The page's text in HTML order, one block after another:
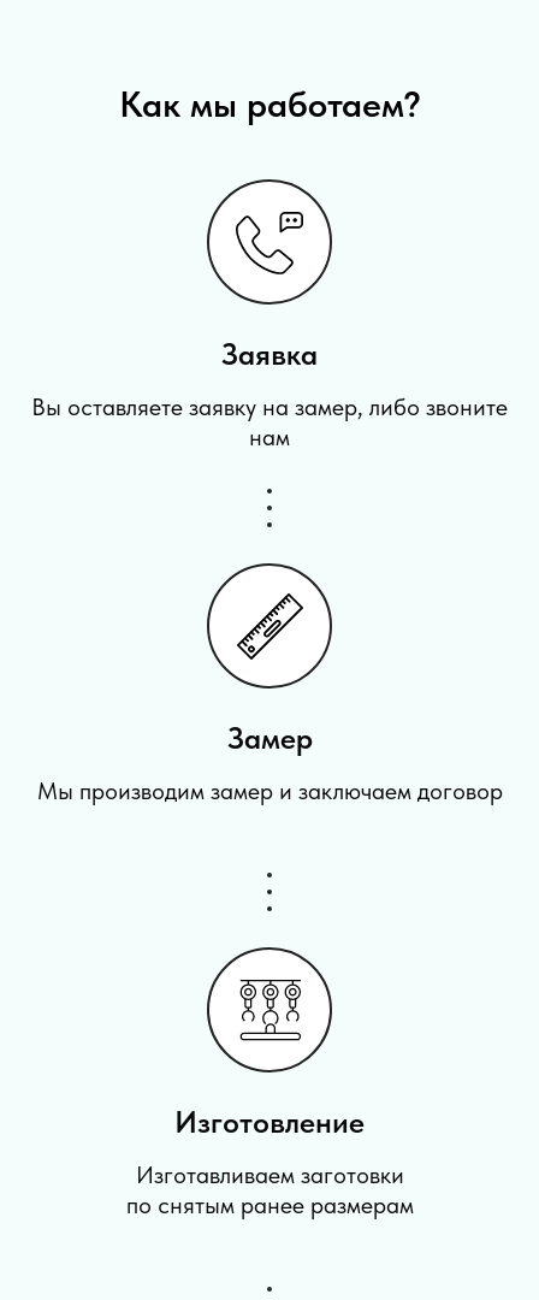
Как мы работаем?
Заявка
Вы оставляете заявку на замер, либо звоните
нам
Замер
Мы производим замер и заключаем договор
Изготовление
Изготавливаем заготовки
по снятым ранее размерам